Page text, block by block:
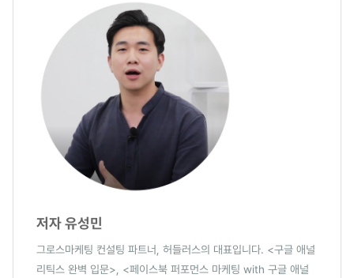
저자 유성민
그로스마케팅 컨설팅 파트너, 허들러스의 대표입니다. <구글 애널
리틱스 완벽 입문>, <페이스북 퍼포먼스 마케팅 with 구글 애널